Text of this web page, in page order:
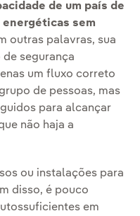
de um país de
sem
outras palavras, sua
segurança
um fluxo correto
de pessoas, mas
para alcançar
não haja a
ou instalações para
disso, é pouco
em